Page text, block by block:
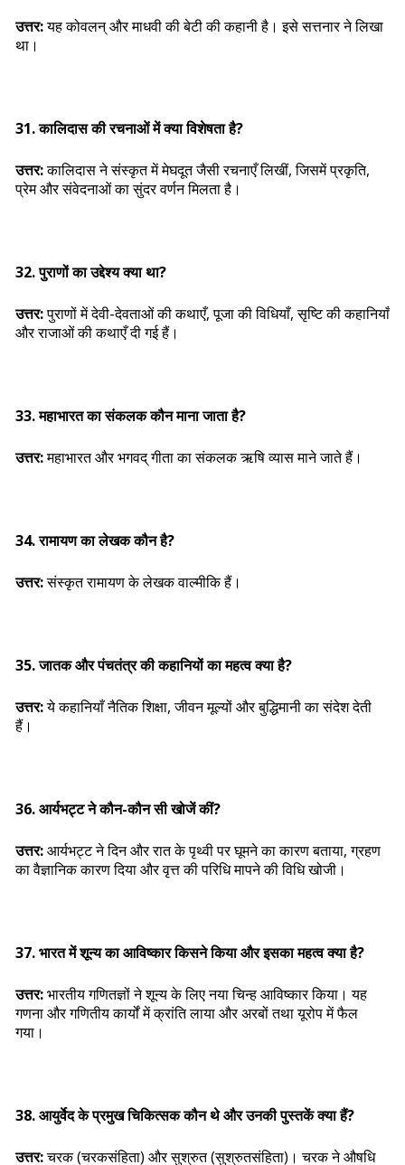
उत्तर:यह कोवलन् और माधवी की बेटी की कहानी है। इसे सत्तनार ने लिखा
था।
31. कालिदास की रचनाओं में क्या विशेषता है?
उत्तर:कालिदास ने संस्कृत में मेघदूत जैसी रचनाएँ लिखीं, जिसमें प्रकृति,
प्रेम और संवेदनाओं का सुंदर वर्णन मिलता है।
32. पुराणों का उद्देश्य क्या था?
उत्तर:पुराणों में देवी-देवताओं की कथाएँ, पूजा की विधियाँ, सृष्टि की कहानियाँ
और राजाओं की कथाएँ दी गई हैं।
33. महाभारत का संकलक कौन माना जाता है?
उत्तर:महाभारत और भगवद् गीता का संकलक ऋषि व्यास माने जाते हैं।
34. रामायण का लेखक कौन है?
उत्तर:संस्कृत रामायण के लेखक वाल्मीकि हैं।
35. जातक और पंचतंत्र की कहानियों का महत्व क्या है?
उत्तर:ये कहानियाँ नैतिक शिक्षा, जीवन मूल्यों और बुद्धिमानी का संदेश देती
हैं।
36. आर्यभट्ट ने कौन-कौन सी खोजें कीं?
उत्तर:आर्यभट्ट ने दिन और रात के पृथ्वी पर घूमने का कारण बताया, ग्रहण
का वैज्ञानिक कारण दिया और वृत्त की परिधि मापने की विधि खोजी।
37. भारत में शून्य का आविष्कार किसने किया और इसका महत्व क्या है?
उत्तर:भारतीय गणितज्ञों ने शून्य के लिए नया चिन्ह आविष्कार किया। यह
गणना और गणितीय कार्यों में क्रांति लाया और अरबों तथा यूरोप में फैल
गया।
38. आयुर्वेद के प्रमुख चिकित्सक कौन थे और उनकी पुस्तकें क्या हैं?
उत्तर:चरक (चरकसंहिता) और सुश्रुत (सुश्रुतसंहिता)। चरक ने औषधि